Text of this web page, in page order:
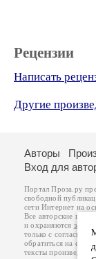
Рецензии
Написать
Другие
Авторы
Вход для
Портал Проза.ру
свободной
сети Интернет на
Все авторские
и охраняются
только с согласия
обратиться на его
тексты